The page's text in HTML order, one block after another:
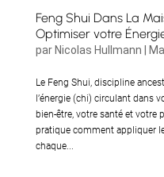
Feng Shui Dans La
Optimiser votre
par Nicolas Hullmann
Le Feng Shui, discipline
l’énergie (chi) circulant dans
bien-être, votre santé et votre
pratique comment appliquer
chaque...